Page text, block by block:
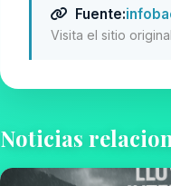
Fuente:
Visita el sitio
Noticias